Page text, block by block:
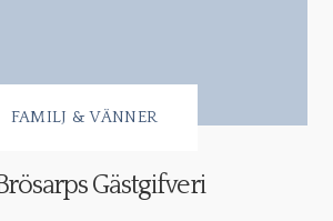
FAMILJ & VÄNNER
Gästgifveri